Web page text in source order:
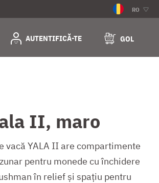
RO
AUTENTIFICĂ-TE GOL
II, maro
vacă YALA II are compartimente
pentru monede cu închidere
în relief și spațiu pentru